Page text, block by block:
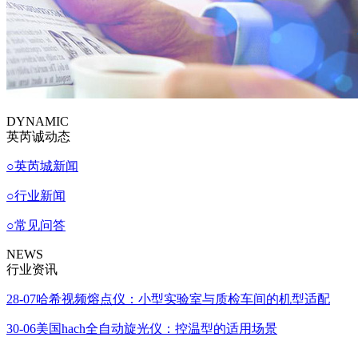
DYNAMIC
英芮诚动态
○英芮城新闻
○行业新闻
○常见问答
NEWS
行业资讯
28-07哈希视频熔点仪：小型实验室与质检车间的机型适配
30-06美国hach全自动旋光仪：控温型的适用场景